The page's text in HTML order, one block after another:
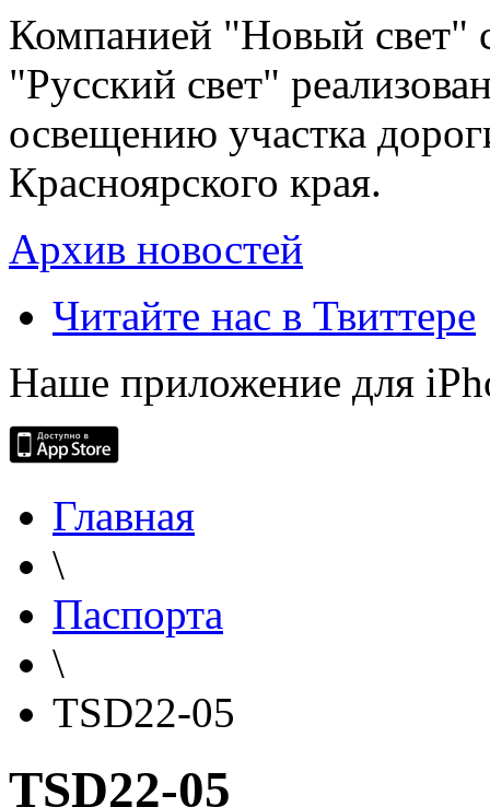
Компанией "Новый свет"
"Русский свет"
освещению участка
Красноярского края.
Архив новостей
Читайте нас в Твиттере
Наше приложение для
Главная
\
Паспорта
\
TSD22-05
TSD22-05